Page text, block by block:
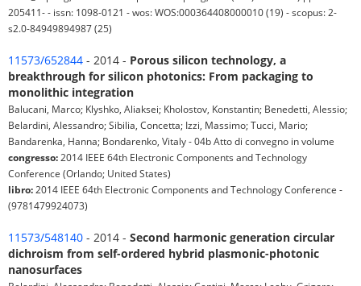
205411- - issn: 1098-0121 - wos: WOS:000364408000010 (19) - scopus: 2-
s2.0-84949894987 (25)
11573/652844 - 2014 - Porous silicon technology, a
breakthrough for silicon photonics: From packaging to
monolithic integration
Balucani, Marco; Klyshko, Aliaksei; Kholostov, Konstantin; Benedetti, Alessio;
Belardini, Alessandro; Sibilia, Concetta; Izzi, Massimo; Tucci, Mario;
Bandarenka, Hanna; Bondarenko, Vitaly - 04b Atto di convegno in volume
congresso: 2014 IEEE 64th Electronic Components and Technology
Conference (Orlando; United States)
libro: 2014 IEEE 64th Electronic Components and Technology Conference -
(9781479924073)
11573/548140 - 2014 - Second harmonic generation circular
dichroism from self-ordered hybrid plasmonic-photonic
nanosurfaces